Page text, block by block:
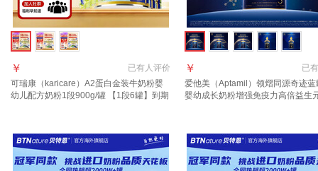
已有人评价
￥
可瑞康（karicare）A2蛋白金装牛奶粉婴
幼儿配方奶粉1段900g/罐 【1段6罐】到期
已有
￥
爱他美（Aptamil）领熠同源奇迹蓝
婴幼成长奶粉增强免疫力高倍益生